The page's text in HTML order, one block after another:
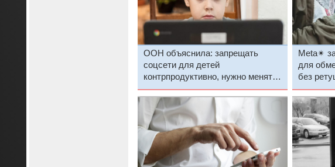
ООН объяснила: запрещать
соцсети для детей
контрпродуктивно, нужно менять
сами платформы
Meta✴
для
без